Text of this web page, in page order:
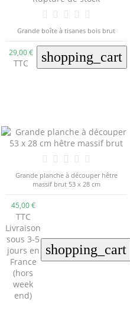
Grande boîte à tisanes bois brut
29,00 €
TTC shopping_cart
Grande planche à découper hêtre
massif brut 53 x 28 cm
45,00 €
TTC
Livraison
sous 3-5
jours en
France
(hors
week
end)
shopping_cart